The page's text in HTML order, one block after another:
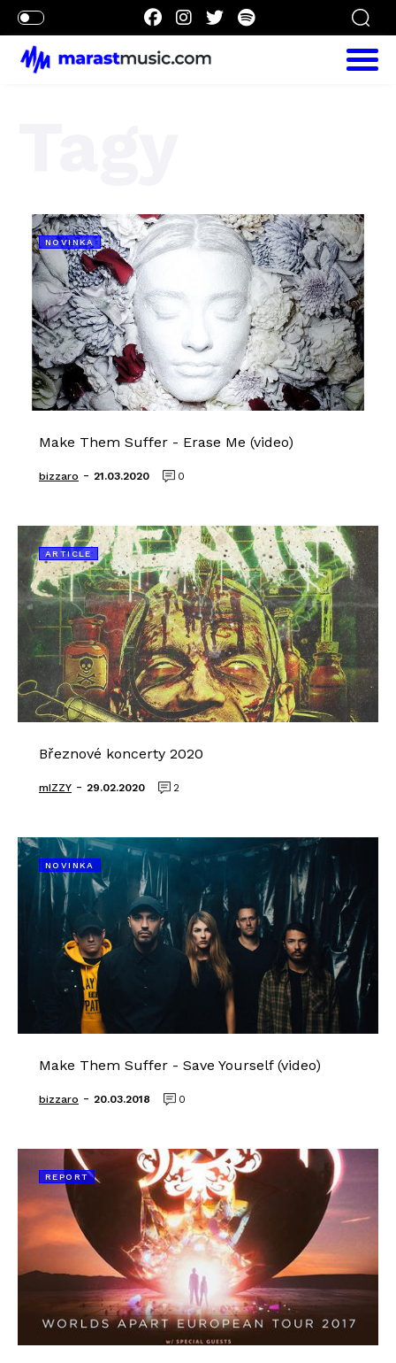
NOVINKA
Make Them Suffer - Erase Me (video)
bizzaro - 21.03.2020 0
ARTICLE
Březnové koncerty 2020
mIZZY - 29.02.2020 2
NOVINKA
Make Them Suffer - Save Yourself (video)
bizzaro - 20.03.2018 0
REPORT